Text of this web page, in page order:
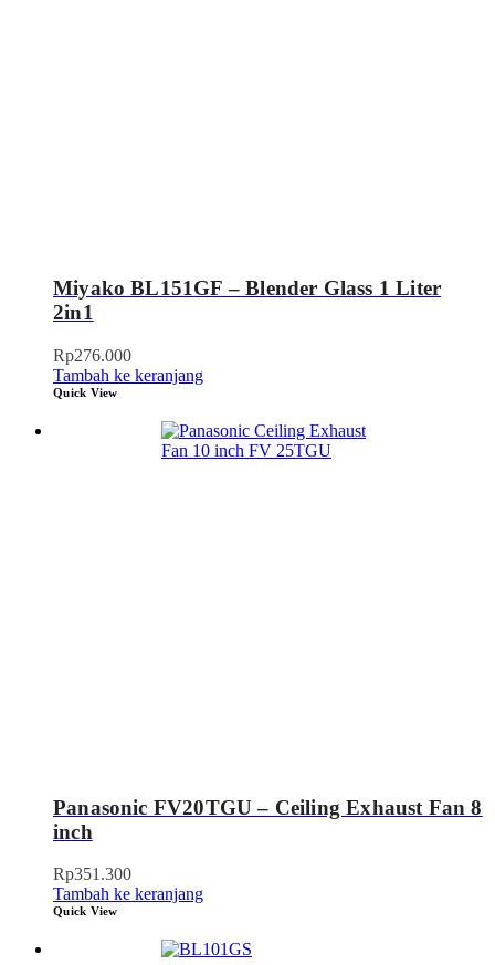
Miyako BL151GF – Blender Glass 1 Liter
2in1
Rp276.000
Tambah ke keranjang
Quick View
Panasonic FV20TGU – Ceiling Exhaust Fan 8
inch
Rp351.300
Tambah ke keranjang
Quick View